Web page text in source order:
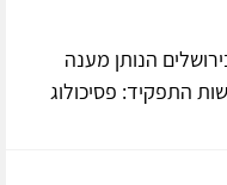
הנותן מענה
התפקיד: פסיכולוג